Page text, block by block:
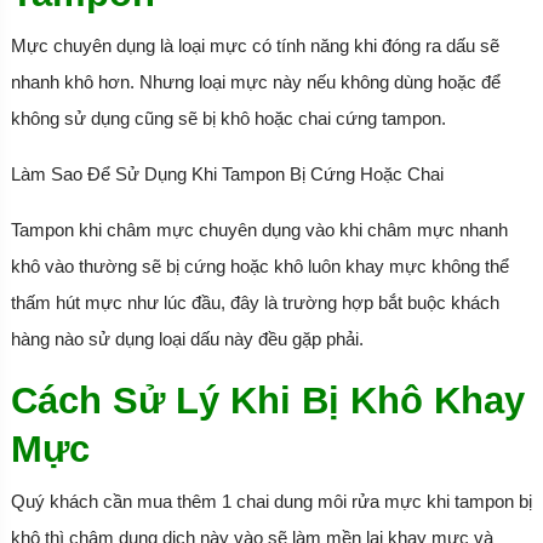
Mực chuyên dụng là loại mực có tính năng khi đóng ra dấu sẽ
nhanh khô hơn. Nhưng loại mực này nếu không dùng hoặc để
không sử dụng cũng sẽ bị khô hoặc chai cứng tampon.
Làm Sao Để Sử Dụng Khi Tampon Bị Cứng Hoặc Chai
Tampon khi châm mực chuyên dụng vào khi châm mực nhanh
khô vào thường sẽ bị cứng hoặc khô luôn khay mực không thể
thấm hút mực như lúc đầu, đây là trường hợp bắt buộc khách
hàng nào sử dụng loại dấu này đều gặp phải.
Cách Sử Lý Khi Bị Khô Khay
Mực
Quý khách cần mua thêm 1 chai dung môi rửa mực khi tampon bị
khô thì châm dung dịch này vào sẽ làm mền lại khay mực và